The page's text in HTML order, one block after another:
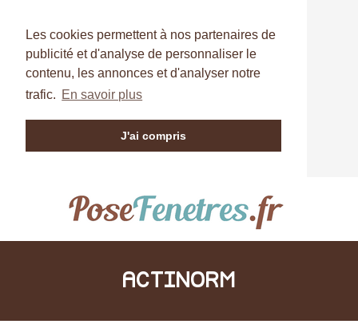
Les cookies permettent à nos partenaires de
publicité et d'analyse de personnaliser le
contenu, les annonces et d'analyser notre
trafic. En savoir plus
J'ai compris
ACTINORM